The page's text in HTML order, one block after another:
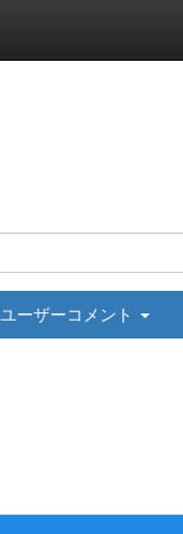
ユーザーコメント